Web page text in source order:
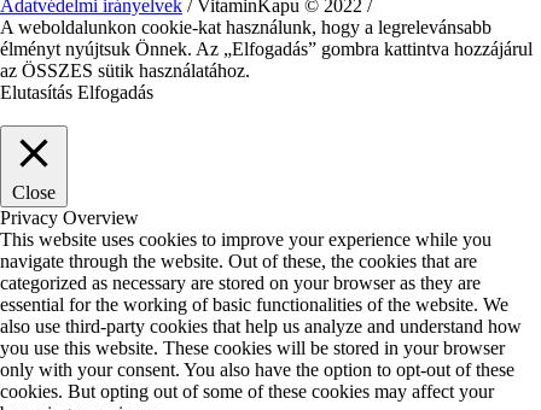
Adatvédelmi irányelvek / VitaminKapu © 2022 /
A weboldalunkon cookie-kat használunk, hogy a legrelevánsabb
élményt nyújtsuk Önnek. Az „Elfogadás” gombra kattintva hozzájárul
az ÖSSZES sütik használatához.
Elutasítás Elfogadás
Close
Privacy Overview
This website uses cookies to improve your experience while you
navigate through the website. Out of these, the cookies that are
categorized as necessary are stored on your browser as they are
essential for the working of basic functionalities of the website. We
also use third-party cookies that help us analyze and understand how
you use this website. These cookies will be stored in your browser
only with your consent. You also have the option to opt-out of these
cookies. But opting out of some of these cookies may affect your